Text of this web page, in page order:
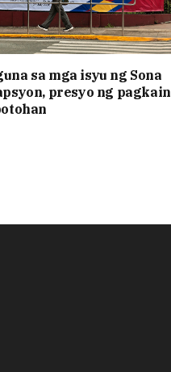
sa mga isyu ng Sona
presyo ng pagkain